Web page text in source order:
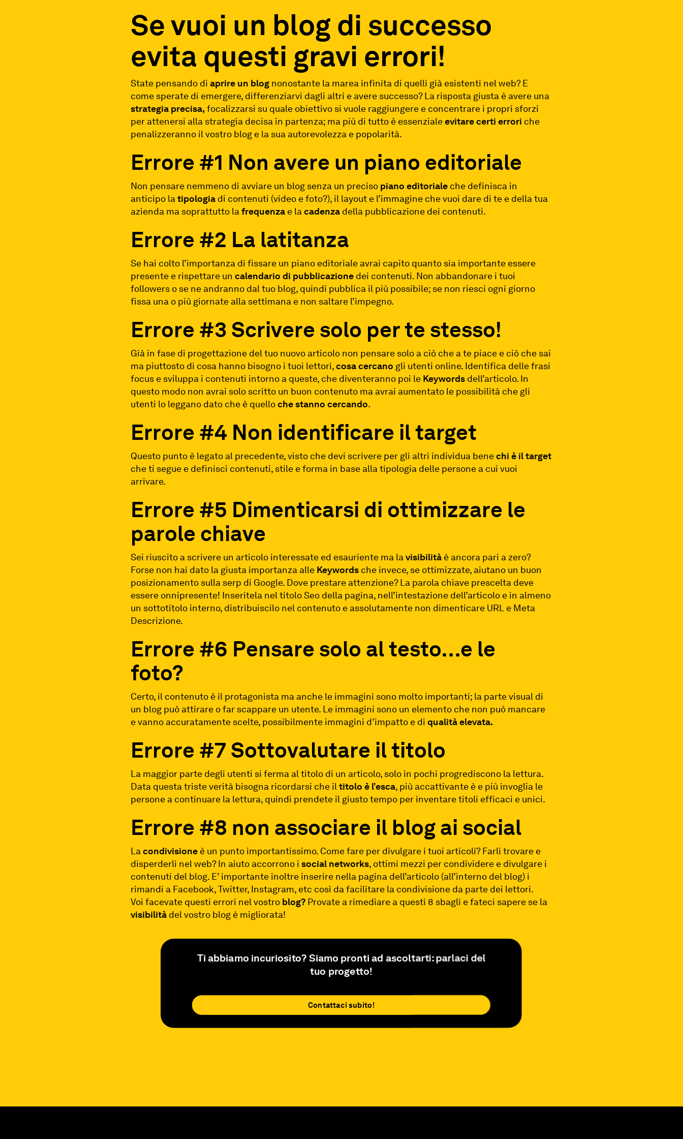
Se vuoi un blog di successo
evita questi gravi errori!
State pensando diaprire un blog nonostante la marea infinita di quelli già esistenti nel web? E
come sperate di emergere, differenziarvi dagli altri e avere successo? La risposta giusta è avere una
strategia precisa, focalizzarsi su quale obiettivo si vuole raggiungere e concentrare i propri sforzi
per attenersi alla strategia decisa in partenza; ma più di tutto è essenzialeevitare certi errori che
penalizzeranno il vostro blog e la sua autorevolezza e popolarità.
Errore #1 Non avere un piano editoriale
Non pensare nemmeno di avviare un blog senza un preciso piano editoriale che definisca in
anticipo latipologia di contenuti (video e foto?), il layout e l’immagine che vuoi dare di te e della tua
azienda ma soprattutto lafrequenza e lacadenza della pubblicazione dei contenuti.
Errore #2 La latitanza
Se hai colto l’importanza di fissare un piano editoriale avrai capito quanto sia importante essere
presente e rispettare uncalendario di pubblicazione dei contenuti. Non abbandonare i tuoi
followers o se ne andranno dal tuo blog, quindi pubblica il più possibile; se non riesci ogni giorno
fissa una o più giornate alla settimana e non saltare l’impegno.
Errore #3 Scrivere solo per te stesso!
Già in fase di progettazione del tuo nuovo articolo non pensare solo a ciò che a te piace e ciò che sai
ma piuttosto di cosa hanno bisogno i tuoi lettori,cosa cercano gli utenti online. Identifica delle frasi
focus e sviluppa i contenuti intorno a queste, che diventeranno poi le Keywords dell’articolo. In
questo modo non avrai solo scritto un buon contenuto ma avrai aumentato le possibilità che gli
utenti lo leggano dato che è quelloche stanno cercando.
Errore #4 Non identificare il target
Questo punto è legato al precedente, visto che devi scrivere per gli altri individua benechi è il target
che ti segue e definisci contenuti, stile e forma in base alla tipologia delle persone a cui vuoi
arrivare.
Errore #5 Dimenticarsi di ottimizzare le
parole chiave
Sei riuscito a scrivere un articolo interessate ed esauriente ma lavisibilità è ancora pari a zero?
Forse non hai dato la giusta importanza alle Keywords che invece, se ottimizzate, aiutano un buon
posizionamento sulla serp di Google. Dove prestare attenzione? La parola chiave prescelta deve
essere onnipresente! Inseritela nel titolo Seo della pagina, nell’intestazione dell’articolo e in almeno
un sottotitolo interno, distribuiscilo nel contenuto e assolutamente non dimenticare URL e Meta
Descrizione.
Errore #6 Pensare solo al testo…e le
foto?
Certo, il contenuto è il protagonista ma anche le immagini sono molto importanti; la parte visual di
un blog può attirare o far scappare un utente. Le immagini sono un elemento che non può mancare
e vanno accuratamente scelte, possibilmente immagini d’impatto e diqualità elevata.
Errore #7 Sottovalutare il titolo
La maggior parte degli utenti si ferma al titolo di un articolo, solo in pochi progrediscono la lettura.
Data questa triste verità bisogna ricordarsi che iltitolo è l’esca, più accattivante è e più invoglia le
persone a continuare la lettura, quindi prendete il giusto tempo per inventare titoli efficaci e unici.
Errore #8 non associare il blog ai social
Lacondivisione è un punto importantissimo. Come fare per divulgare i tuoi articoli? Farli trovare e
disperderli nel web? In aiuto accorrono isocial networks, ottimi mezzi per condividere e divulgare i
contenuti del blog. E’ importante inoltre inserire nella pagina dell’articolo (all’interno del blog) i
rimandi a Facebook, Twitter, Instagram, etc così da facilitare la condivisione da parte dei lettori.
Voi facevate questi errori nel vostro blog? Provate a rimediare a questi 8 sbagli e fateci sapere se la
visibilità del vostro blog è migliorata!
Ti abbiamo incuriosito? Siamo pronti ad ascoltarti: parlaci del
tuo progetto!
Contattaci subito!